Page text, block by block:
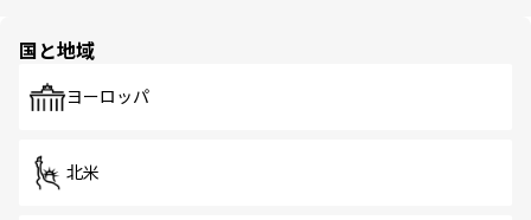
で、ホーカーズは地元の風情を楽しめる外せないスポット
国と地域
ヨーロッパ
北米